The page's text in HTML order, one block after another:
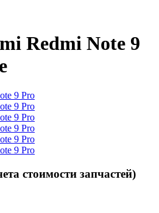
Redmi Note 9
стоимости запчастей)